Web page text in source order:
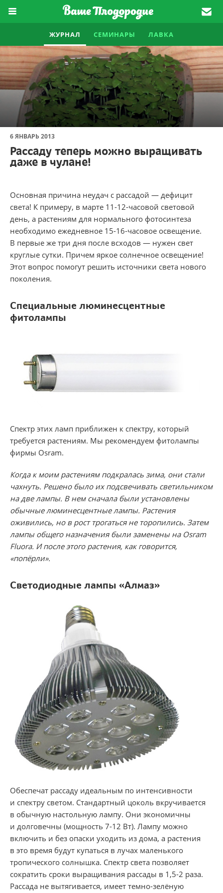
ЖУРНАЛ СЕМИНАРЫ ЛАВКА
6 ЯНВАРЬ 2013
Рассаду теперь можно выращивать
даже в чулане!
Основная причина неудач с рассадой — дефицит
света! К примеру, в марте 11-12-часовой световой
день, а растениям для нормального фотосинтеза
необходимо ежедневное 15-16-часовое освещение.
В первые же три дня после всходов — нужен свет
круглые сутки. Причем яркое солнечное освещение!
Этот вопрос помогут решить источники света нового
поколения.
Специальные люминесцентные
фитолампы
Спектр этих ламп приближен к спектру, который
требуется растениям. Мы рекомендуем фитолампы
фирмы Osram.
Когда к моим растениям подкралась зима, они стали
чахнуть. Решено было их подсвечивать светильником
на две лампы. В нем сначала были установлены
обычные люминесцентные лампы. Растения
оживились, но в рост трогаться не торопились. Затем
лампы общего назначения были заменены на Osram
Fluora. И после этого растения, как говорится,
«попёрли».
Светодиодные лампы «Алмаз»
Обеспечат рассаду идеальным по интенсивности
и спектру светом. Стандартный цоколь вкручивается
в обычную настольную лампу. Они экономичны
и долговечны (мощность 7-12 Вт). Лампу можно
включить и без опаски уходить из дома, а растения
в это время будут купаться в лучах маленького
тропического солнышка. Спектр света позволяет
сократить сроки выращивания рассады в 1,5-2 раза.
Рассада не вытягивается, имеет темно-зелёную